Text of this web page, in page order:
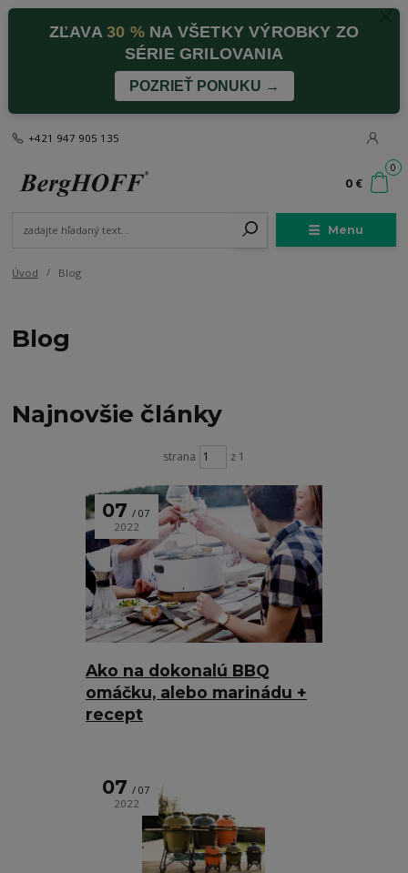
ZĽAVA30 %NA VŠETKY VÝROBKY ZO
SÉRIE GRILOVANIA
POZRIEŤ PONUKU →
Menu
+421 947 905 135
0
0 €
Úvod Blog
Blog
Najnovšie články
strana z 1
Ako na dokonalú BBQ
omáčku, alebo marinádu +
recept
07
07
2022
07
07
2022